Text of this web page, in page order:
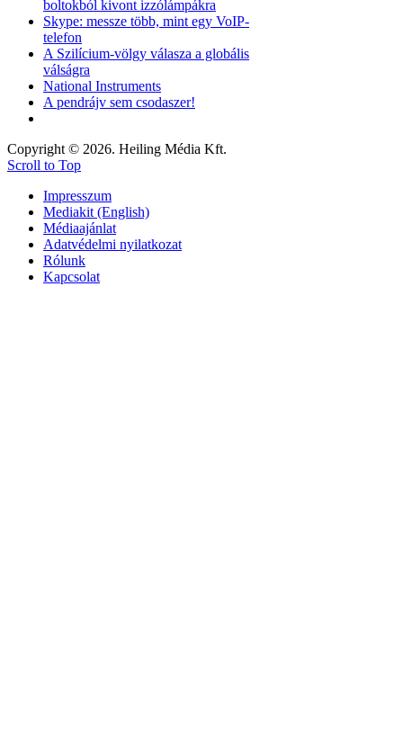
boltokból kivont izzólámpákra
Skype: messze több, mint egy VoIP-
telefon
A Szilícium-völgy válasza a globális
válságra
National Instruments
A pendrájv sem csodaszer!
Copyright © 2026. Heiling Média Kft.
Scroll to Top
Impresszum
Mediakit (English)
Médiaajánlat
Adatvédelmi nyilatkozat
Rólunk
Kapcsolat